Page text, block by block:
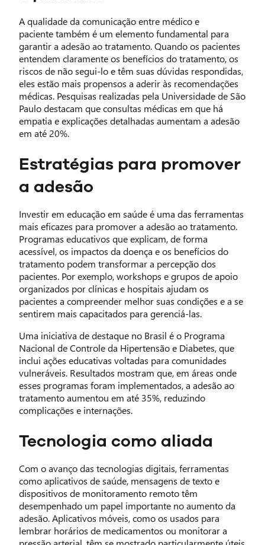
A qualidade da comunicação entre médico e
paciente também é um elemento fundamental para
garantir a adesão ao tratamento. Quando os pacientes
entendem claramente os benefícios do tratamento, os
riscos de não segui-lo e têm suas dúvidas respondidas,
eles estão mais propensos a aderir às recomendações
médicas. Pesquisas realizadas pela Universidade de São
Paulo destacam que consultas médicas em que há
empatia e explicações detalhadas aumentam a adesão
em até 20%.
Estratégias para promover
a adesão
Investir em educação em saúde é uma das ferramentas
mais eficazes para promover a adesão ao tratamento.
Programas educativos que explicam, de forma
acessível, os impactos da doença e os benefícios do
tratamento podem transformar a percepção dos
pacientes. Por exemplo, workshops e grupos de apoio
organizados por clínicas e hospitais ajudam os
pacientes a compreender melhor suas condições e a se
sentirem mais capacitados para gerenciá-las.
Uma iniciativa de destaque no Brasil é o Programa
Nacional de Controle da Hipertensão e Diabetes, que
inclui ações educativas voltadas para comunidades
vulneráveis. Resultados mostram que, em áreas onde
esses programas foram implementados, a adesão ao
tratamento aumentou em até 35%, reduzindo
complicações e internações.
Tecnologia como aliada
Com o avanço das tecnologias digitais, ferramentas
como aplicativos de saúde, mensagens de texto e
dispositivos de monitoramento remoto têm
desempenhado um papel importante no aumento da
adesão. Aplicativos móveis, como os usados para
lembrar horários de medicamentos ou monitorar a